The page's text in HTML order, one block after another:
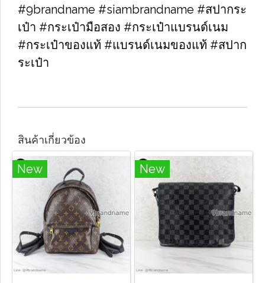
#9brandname #siambrandname #สปากระ
เป๋า #กระเป๋ามือสอง #กระเป๋าแบรนด์เนม
#กระเป๋าของแท้ #แบรนด์เนมของแท้ #สปาก
ระเป๋า
สินค้าเกี่ยวข้อง
New New